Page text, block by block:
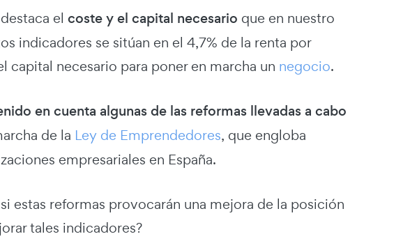
el coste y el capital necesario que en nuestro
indicadores se sitúan en el 4,7% de la renta por
capital necesario para poner en marcha un negocio.
en cuenta algunas de las reformas llevadas a cabo
de la Ley de Emprendedores, que engloba
empresariales en España.
estas reformas provocarán una mejora de la posición
tales indicadores?